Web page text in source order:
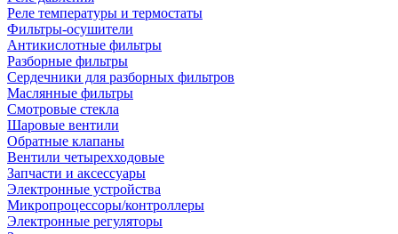
Реле температуры и термостаты
Фильтры-осушители
Антикислотные фильтры
Разборные фильтры
Сердечники для разборных фильтров
Маслянные фильтры
Смотровые стекла
Шаровые вентили
Обратные клапаны
Вентили четырехходовые
Запчасти и аксессуары
Электронные устройства
Микропроцессоры/контроллеры
Электронные регуляторы